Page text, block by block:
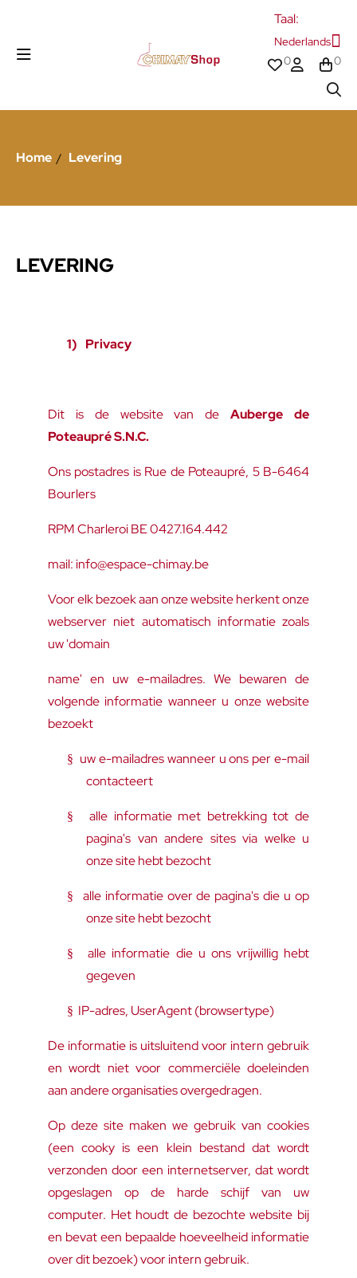
Taal:
Nederlands
0
0
Home Levering
LEVERING
1) Privacy
Dit is de website van deAuberge de
Poteaupré S.N.C.
Ons postadres is Rue de Poteaupré, 5 B-6464
Bourlers
RPM Charleroi BE 0427.164.442
mail: info@espace-chimay.be
Voor elk bezoek aan onze website herkent onze
webserver niet automatisch informatie zoals
uw 'domain
name' en uw e-mailadres. We bewaren de
volgende informatie wanneer u onze website
bezoekt
§ uw e-mailadres wanneer u ons per e-mail
contacteert
§
alle informatie met betrekking tot de
pagina's van andere sites via welke u
onze site hebt bezocht
§
alle informatie over de pagina's die u op
onze site hebt bezocht
§
alle informatie die u ons vrijwillig hebt
gegeven
§ IP-adres, UserAgent (browsertype)
De informatie is uitsluitend voor intern gebruik
en wordt niet voor commerciële doeleinden
aan andere organisaties overgedragen.
Op deze site maken we gebruik van cookies
(een cooky is een klein bestand dat wordt
verzonden door een internetserver, dat wordt
opgeslagen op de harde schijf van uw
computer. Het houdt de bezochte website bij
en bevat een bepaalde hoeveelheid informatie
over dit bezoek) voor intern gebruik.